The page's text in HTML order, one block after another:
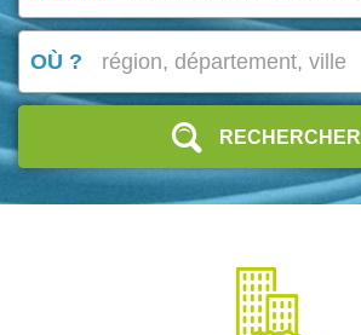
région, département, ville
OÙ ?
RECHERCHER